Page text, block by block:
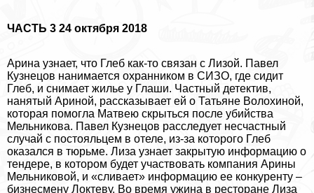
ЧАСТЬ 3 24 октября 2018
Арина узнает, что Глеб как-то связан с Лизой. Павел
Кузнецов нанимается охранником в СИЗО, где сидит
Глеб, и снимает жилье у Глаши. Частный детектив,
нанятый Ариной, рассказывает ей о Татьяне Волохиной,
которая помогла Матвею скрыться после убийства
Мельникова. Павел Кузнецов расследует несчастный
случай с постояльцем в отеле, из-за которого Глеб
оказался в тюрьме. Лиза узнает закрытую информацию о
тендере, в котором будет участвовать компания Арины
Мельниковой, и «сливает» информацию ее конкуренту –
бизнесмену Локтеву. Во время ужина в ресторане Лиза